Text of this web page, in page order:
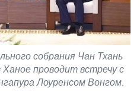
собрания Чан Тхань
проводит встречу с
Лоуренсом Вонгом.